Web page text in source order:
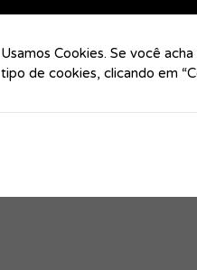
Usamos Cookies. Se você
tipo de cookies, clicando em